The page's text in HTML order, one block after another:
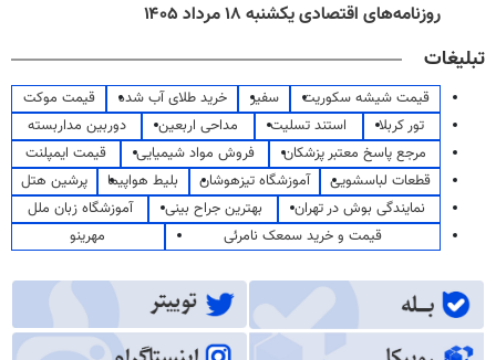
روزنامه‌های اقتصادی یکشنبه ۱۸ مرداد ۱۴۰۵
تبلیغات
قیمت شیشه سکوریت سفیر خرید طلای آب شده
قیمت موکت
تور کربلا
استند تسلیت مداحی اربعین
دوربین مداربسته
مرجع پاسخ معتبر پزشکان
فروش مواد شیمیایی
قیمت ایمپلنت
قطعات لباسشویی
آموزشگاه تیزهوشان بلیط هواپیما
پرشین هتل
نمایندگی بوش در تهران
بهترین جراح بینی
آموزشگاه زبان ملل
قیمت و خرید سمعک نامرئی
مهرینو